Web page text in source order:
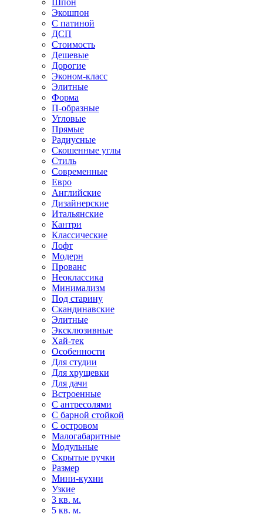
Шпон
Экошпон
С патиной
ДСП
Стоимость
Дешевые
Дорогие
Эконом-класс
Элитные
Форма
П-образные
Угловые
Прямые
Радиусные
Скошенные углы
Стиль
Современные
Евро
Английские
Дизайнерские
Итальянские
Кантри
Классические
Лофт
Модерн
Прованс
Неоклассика
Минимализм
Под старину
Скандинавские
Элитные
Эксклюзивные
Хай-тек
Особенности
Для студии
Для хрущевки
Для дачи
Встроенные
С антресолями
С барной стойкой
С островом
Малогабаритные
Модульные
Скрытые ручки
Размер
Мини-кухни
Узкие
3 кв. м.
5 кв. м.